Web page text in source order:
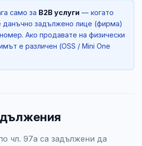
само за B2B услуги — когато
данъчно задължено лице (фирма)
Ако продавате на физически
е различен (OSS / Mini One
чл. 97а са задължени да